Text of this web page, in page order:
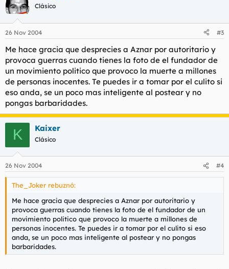
Clásico
26 Nov 2004 #3
Me hace gracia que desprecies a Aznar por autoritario y
provoca guerras cuando tienes la foto de el fundador de
un movimiento politico que provoco la muerte a millones
de personas inocentes. Te puedes ir a tomar por el culito si
eso anda, se un poco mas inteligente al postear y no
pongas barbaridades.
K Kaixer
Clásico
26 Nov 2004 #4
The_Joker rebuznó:
Me hace gracia que desprecies a Aznar por autoritario y
provoca guerras cuando tienes la foto de el fundador de un
movimiento politico que provoco la muerte a millones de
personas inocentes. Te puedes ir a tomar por el culito si eso
anda, se un poco mas inteligente al postear y no pongas
barbaridades.